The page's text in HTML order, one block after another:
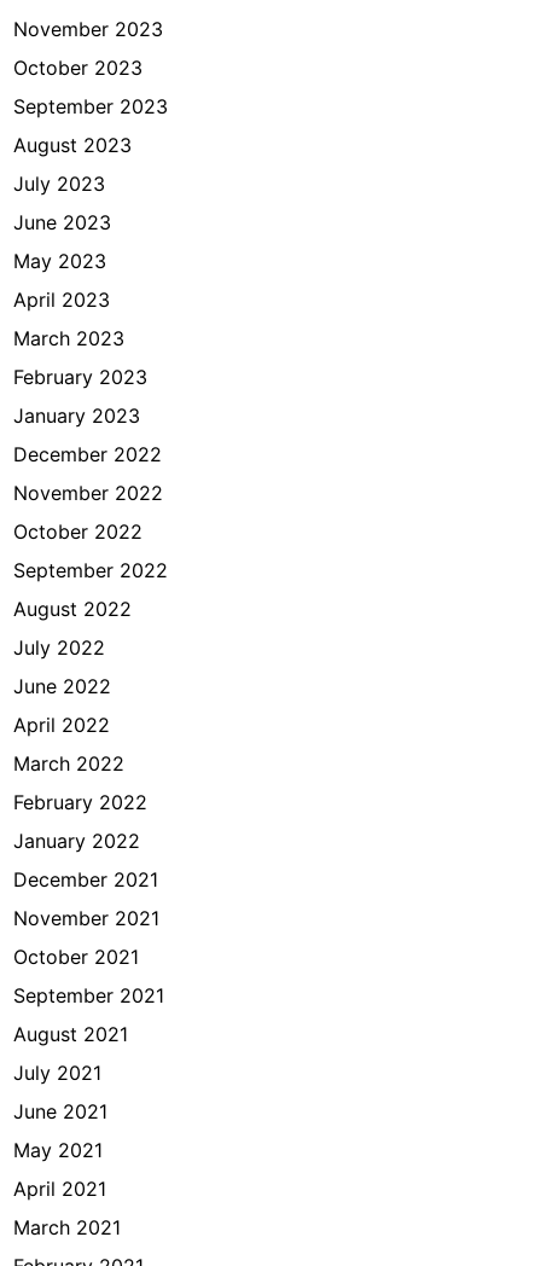
November 2023
October 2023
September 2023
August 2023
July 2023
June 2023
May 2023
April 2023
March 2023
February 2023
January 2023
December 2022
November 2022
October 2022
September 2022
August 2022
July 2022
June 2022
April 2022
March 2022
February 2022
January 2022
December 2021
November 2021
October 2021
September 2021
August 2021
July 2021
June 2021
May 2021
April 2021
March 2021